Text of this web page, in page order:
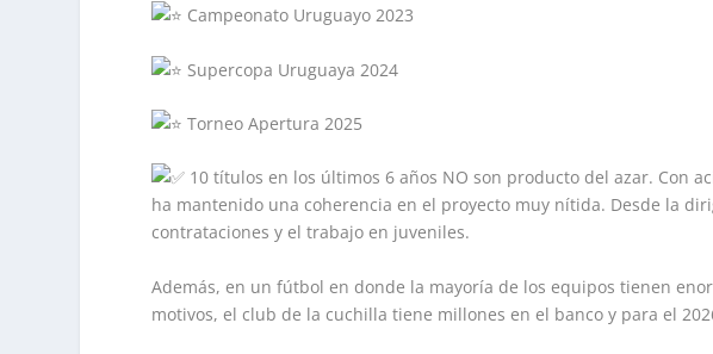
Campeonato Uruguayo 2023
Supercopa Uruguaya 2024
Torneo Apertura 2025
10 títulos en los últimos 6 años NO son producto del azar. Con
ha mantenido una coherencia en el proyecto muy nítida. Desde la
contrataciones y el trabajo en juveniles.
Además, en un fútbol en donde la mayoría de los equipos tienen
motivos, el club de la cuchilla tiene millones en el banco y para el